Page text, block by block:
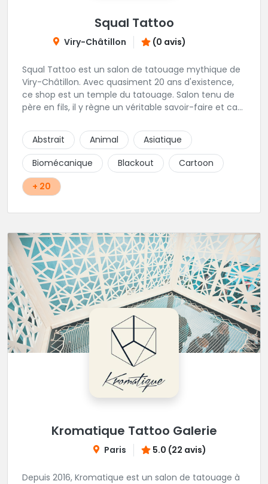
Squal Tattoo
Viry-Châtillon (0 avis)
Squal Tattoo est un salon de tatouage mythique de
Viry-Châtillon. Avec quasiment 20 ans d'existence,
ce shop est un temple du tatouage. Salon tenu de
père en fils, il y règne un véritable savoir-faire et ca
réalisés par les tatoueurs du shop. N'hésitez-plus,
Squal Tattoo est un véritable institution du tatouage
!!
Abstrait Animal
Asiatique
Biomécanique
Blackout
Cartoon
+ 20
Kromatique Tattoo Galerie
Paris 5.0 (22 avis)
Depuis 2016, Kromatique est un salon de tatouage à